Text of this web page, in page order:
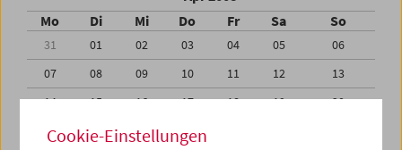
Mo Di Mi Do Fr Sa So
31 01 02 03 04 05
06
07
08 09 10 11 12
13
14
15 16 17 18 19
20
21
22 23 24
Cookie-Einstellungen